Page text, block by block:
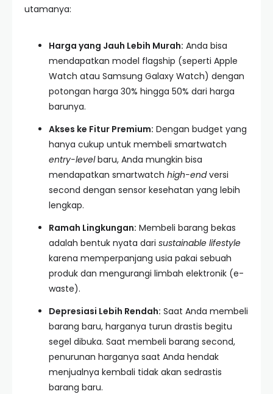
utamanya:
Harga yang Jauh Lebih Murah: Anda bisa
mendapatkan model flagship (seperti Apple
Watch atau Samsung Galaxy Watch) dengan
potongan harga 30% hingga 50% dari harga
barunya.
Akses ke Fitur Premium: Dengan budget yang
hanya cukup untuk membeli smartwatch
entry-levelbaru, Anda mungkin bisa
mendapatkan smartwatch high-endversi
second dengan sensor kesehatan yang lebih
lengkap.
Ramah Lingkungan: Membeli barang bekas
adalah bentuk nyata dari sustainable lifestyle
karena memperpanjang usia pakai sebuah
produk dan mengurangi limbah elektronik (e-
waste).
Depresiasi Lebih Rendah: Saat Anda membeli
barang baru, harganya turun drastis begitu
segel dibuka. Saat membeli barang second,
penurunan harganya saat Anda hendak
menjualnya kembali tidak akan sedrastis
barang baru.